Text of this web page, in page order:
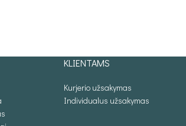
KLIENTAMS
Kurjerio užsakymas
Individualus užsakymas